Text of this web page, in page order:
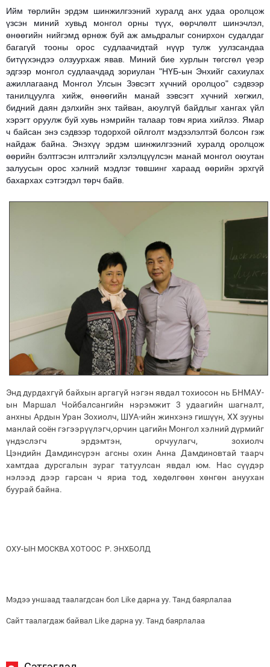
Ийм төрлийн эрдэм шинжилгээний хуралд анх удаа оролцож
үзсэн миний хувьд монгол орны түүх, өөрчлөлт шинэчлэл,
өнөөгийн нийгэмд өрнөж буй аж амьдралыг сонирхон судалдаг
багагүй тооны орос судлаачидтай нүүр тулж уулзсандаа
битүүхэндээ олзуурхаж явав. Миний бие хурлын төгсгөл үеэр
эдгээр монгол судлаачдад зориулан "НҮБ-ын Энхийг сахиулах
ажиллагаанд Монгол Улсын Зэвсэгт хүчний оролцоо" сэдвээр
танилцуулга хийж, өнөөгийн манай зэвсэгт хүчний хөгжил,
бидний даян дэлхийн энх тайван, аюулгүй байдлыг хангах үйл
хэрэгт оруулж буй хувь нэмрийн талаар товч яриа хийлээ. Ямар
ч байсан энэ сэдвээр тодорхой ойлголт мэдээлэлтэй болсон гэж
найдаж байна. Энэхүү эрдэм шинжилгээний хуралд оролцож
өөрийн бэлтгэсэн илтгэлийг хэлэлцүүлсэн манай монгол оюутан
залуусын орос хэлний мэдлэг төвшинг хараад өөрийн эрхгүй
бахархах сэтгэгдэл төрч байв.
Энд дурдахгүй байхын аргагүй нэгэн явдал тохиосон нь БНМАУ-
ын Маршал Чойбалсангийн нэрэмжит 3 удаагийн шагналт,
анхны Ардын Уран Зохиолч, ШУА-ийн жинхэнэ гишүүн, XX зууны
манлай соён гэгээрүүлэгч,орчин цагийн Монгол хэлний дүрмийг
үндэслэгч эрдэмтэн, орчуулагч, зохиолч
Цэндийн Дамдинсүрэн агсны охин Анна Дамдиновтай таарч
хамтдаа дурсгалын зураг татуулсан явдал юм. Нас сүүдэр
нэлээд дээр гарсан ч яриа тод, хөдөлгөөн хөнгөн ануухан
буурай байна.
ОХУ-ЫН МОСКВА ХОТООС Р. ЭНХБОЛД
Мэдээ уншаад таалагдсан бол Like дарна уу. Танд баярлалаа
Сайт таалагдаж байвал Like дарна уу. Танд баярлалаа